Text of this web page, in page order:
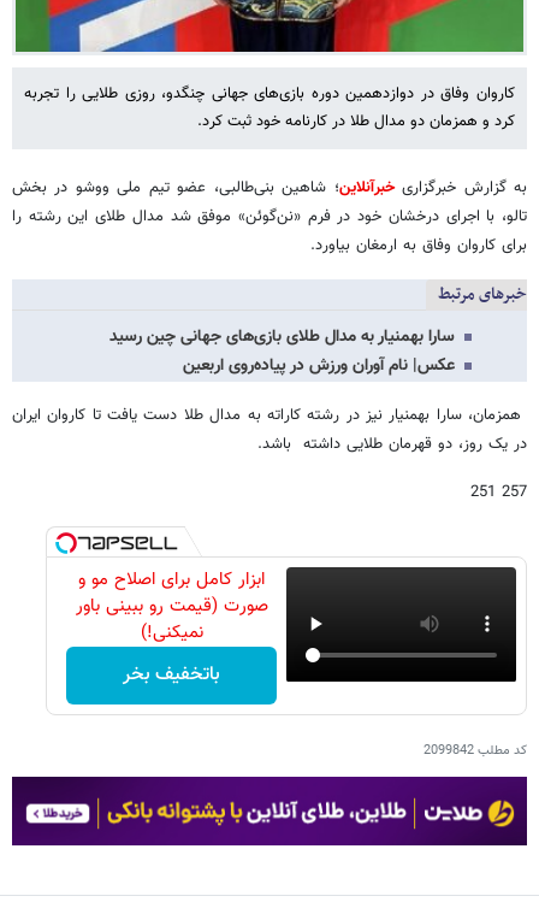
کاروان وفاق در دوازدهمین دوره بازی‌های جهانی چنگدو، روزی طلایی را تجربه
کرد و همزمان دو مدال طلا در کارنامه خود ثبت کرد.
به گزارش خبرگزاریخبرآنلاین؛ شاهین بنی‌طالبی، عضو تیم ملی ووشو در بخش
تالو، با اجرای درخشان خود در فرم «نن‌گوئن» موفق شد مدال طلای این رشته را
برای کاروان وفاق به ارمغان بیاورد.
خبرهای مرتبط
سارا بهمنیار به مدال طلای بازی‌های جهانی چین رسید
عکس| نام آوران ورزش در پیاده‌روی اربعین
همزمان، سارا بهمنیار نیز در رشته کاراته به مدال طلا دست یافت تا کاروان ایران
در یک روز، دو قهرمان طلایی داشته باشد.
257 251
ابزار کامل برای اصلاح مو و
صورت (قیمت رو ببینی باور
نمیکنی!)
باتخفیف بخر
کد مطلب2099842